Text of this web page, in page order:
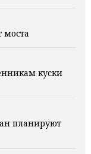
моста
куски
планируют